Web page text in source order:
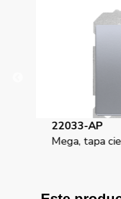
22033-AP
Mega, tapa